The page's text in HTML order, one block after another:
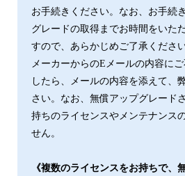
お手続きください。なお、お手続
グレードの取得までお時間をいた
すので、あらかじめご了承ください
メーカーからのEメールの内容に
したら、メールの内容を添えて、
さい。なお、無償アップグレード
持ちのライセンスやメンテナンス
せん。
《複数のライセンスをお持ちで、